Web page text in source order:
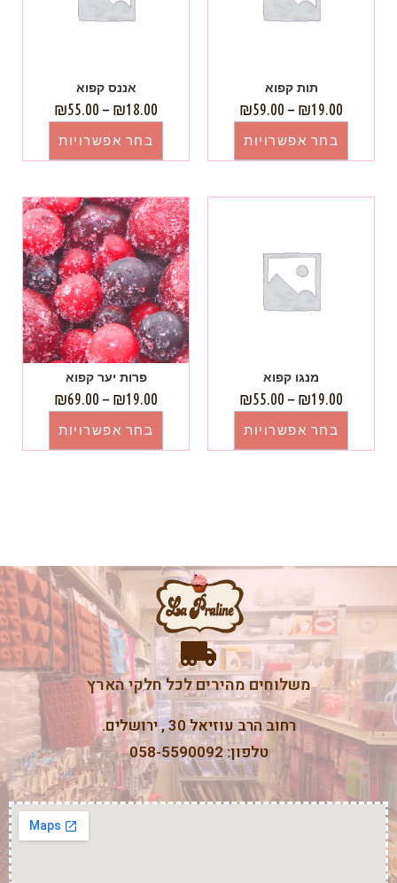
תות קפוא
₪19.00
–
₪59.00
בחר אפשרויות
אננס קפוא
₪18.00
–
₪55.00
בחר אפשרויות
מנגו קפוא
₪19.00
–
₪55.00
בחר אפשרויות
פרות יער קפוא
₪19.00
–
₪69.00
בחר אפשרויות
משלוחים מהירים לכל חלקי הארץ
רחוב הרב עוזיאל 30 , ירושלים.
טלפון: 058-5590092